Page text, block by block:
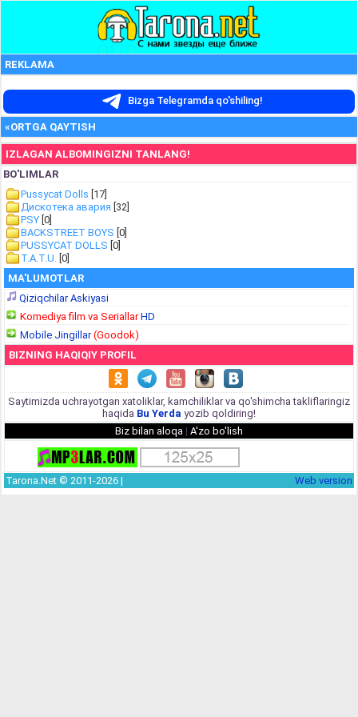
REKLAMA
Bizga Telegramda qo'shiling!
«ORTGA QAYTISH
IZLAGAN ALBOMINGIZNI TANLANG!
BO'LIMLAR
Pussycat Dolls [17]
Дискотека авария [32]
PSY [0]
BACKSTREET BOYS [0]
PUSSYCAT DOLLS [0]
T.A.T.U. [0]
MA'LUMOTLAR
Qiziqchilar Askiyasi
Komediya film va SeriallarHD
Mobile Jingillar(Goodok)
BIZNING HAQIQIY PROFIL
Saytimizda uchrayotgan xatoliklar, kamchiliklar va qo'shimcha takliflaringiz
haqida Bu Yerda yozib qoldiring!
Biz bilan aloqa | A'zo bo'lish
Tarona.Net © 2011-2026 | Web version